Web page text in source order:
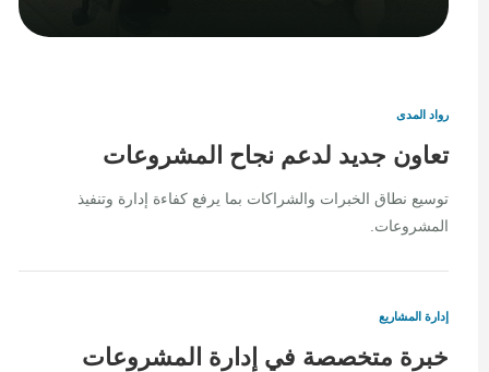
رواد المدى
تعاون جديد لدعم نجاح المشروعات
توسيع نطاق الخبرات والشراكات بما يرفع كفاءة إدارة وتنفيذ
المشروعات.
إدارة المشاريع
خبرة متخصصة في إدارة المشروعات